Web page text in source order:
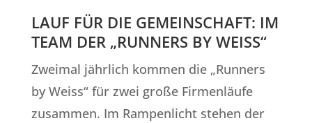
LAUF FÜR DIE GEMEINSCHAFT: IM
TEAM DER „RUNNERS BY WEISS“
Zweimal jährlich kommen die „Runners
by Weiss“ für zwei große Firmenläufe
zusammen. Im Rampenlicht stehen der